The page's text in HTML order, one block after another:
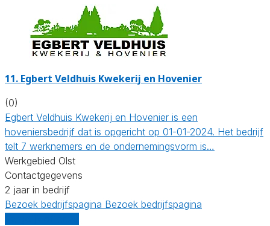
11. Egbert Veldhuis Kwekerij en Hovenier
(0)
Egbert Veldhuis Kwekerij en Hovenier is een
hoveniersbedrijf dat is opgericht op 01-01-2024. Het bedrijf
telt 7 werknemers en de ondernemingsvorm is…
Werkgebied Olst
Contactgegevens
2 jaar in bedrijf
Bezoek bedrijfspagina Bezoek bedrijfspagina